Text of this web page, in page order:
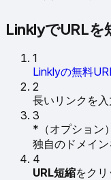
LinklyでURLを
1
Linklyの無料
2
長いリンクを入
3
*（オプション
独自のドメイン
4
URL短縮をク